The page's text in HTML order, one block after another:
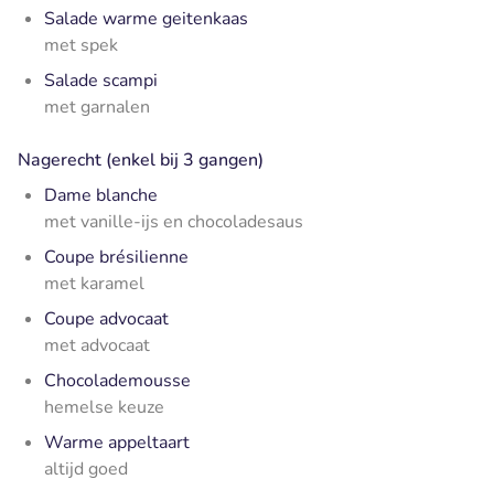
Salade warme geitenkaas
met spek
Salade scampi
met garnalen
Nagerecht (enkel bij 3 gangen)
Dame blanche
met vanille-ijs en chocoladesaus
Coupe brésilienne
met karamel
Coupe advocaat
met advocaat
Chocolademousse
hemelse keuze
Warme appeltaart
altijd goed